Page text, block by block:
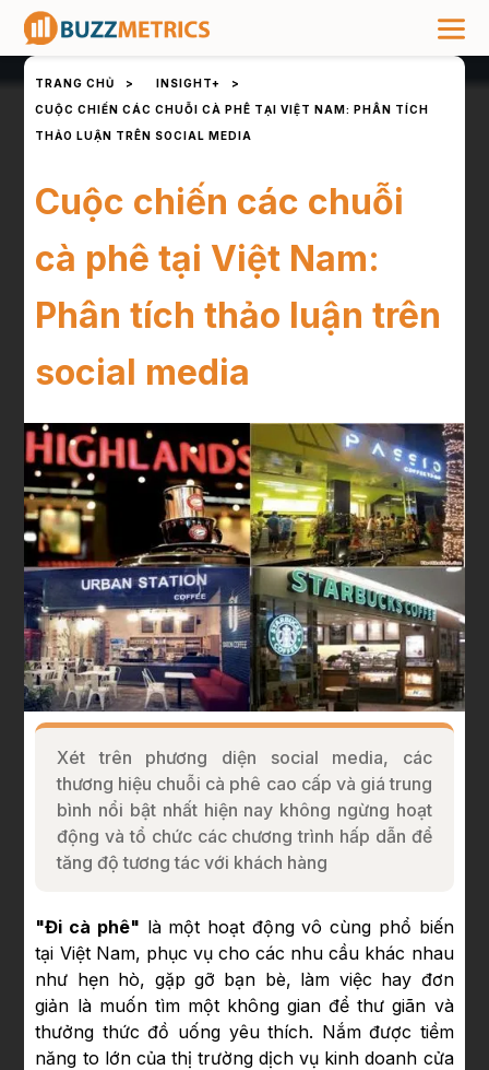
TRANG CHỦ > INSIGHT+
>
CUỘC CHIẾN CÁC CHUỖI CÀ PHÊ TẠI VIỆT NAM: PHÂN TÍCH
THẢO LUẬN TRÊN SOCIAL MEDIA
Cuộc chiến các chuỗi
cà phê tại Việt Nam:
Phân tích thảo luận trên
social media
Xét trên phương diện social media, các
thương hiệu chuỗi cà phê cao cấp và giá trung
bình nổi bật nhất hiện nay không ngừng hoạt
động và tổ chức các chương trình hấp dẫn để
tăng độ tương tác với khách hàng
"Đi cà phê" là một hoạt động vô cùng phổ biến
tại Việt Nam, phục vụ cho các nhu cầu khác nhau
như hẹn hò, gặp gỡ bạn bè, làm việc hay đơn
giản là muốn tìm một không gian để thư giãn và
thưởng thức đồ uống yêu thích. Nắm được tiềm
năng to lớn của thị trường dịch vụ kinh doanh cửa